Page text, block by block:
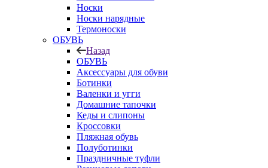
Носки
Носки нарядные
Термоноски
ОБУВЬ
Назад
ОБУВЬ
Аксессуары для обуви
Ботинки
Валенки и угги
Домашние тапочки
Кеды и слипоны
Кроссовки
Пляжная обувь
Полуботинки
Праздничные туфли